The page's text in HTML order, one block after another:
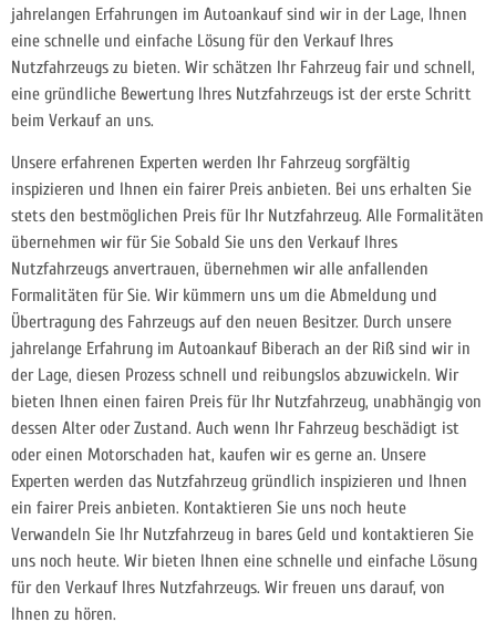
jahrelangen Erfahrungen im Autoankauf sind wir in der Lage, Ihnen
eine schnelle und einfache Lösung für den Verkauf Ihres
Nutzfahrzeugs zu bieten. Wir schätzen Ihr Fahrzeug fair und schnell,
eine gründliche Bewertung Ihres Nutzfahrzeugs ist der erste Schritt
beim Verkauf an uns.
Unsere erfahrenen Experten werden Ihr Fahrzeug sorgfältig
inspizieren und Ihnen ein fairer Preis anbieten. Bei uns erhalten Sie
stets den bestmöglichen Preis für Ihr Nutzfahrzeug. Alle Formalitäten
übernehmen wir für Sie Sobald Sie uns den Verkauf Ihres
Nutzfahrzeugs anvertrauen, übernehmen wir alle anfallenden
Formalitäten für Sie. Wir kümmern uns um die Abmeldung und
Übertragung des Fahrzeugs auf den neuen Besitzer. Durch unsere
jahrelange Erfahrung im Autoankauf Biberach an der Riß sind wir in
der Lage, diesen Prozess schnell und reibungslos abzuwickeln. Wir
bieten Ihnen einen fairen Preis für Ihr Nutzfahrzeug, unabhängig von
dessen Alter oder Zustand. Auch wenn Ihr Fahrzeug beschädigt ist
oder einen Motorschaden hat, kaufen wir es gerne an. Unsere
Experten werden das Nutzfahrzeug gründlich inspizieren und Ihnen
ein fairer Preis anbieten. Kontaktieren Sie uns noch heute
Verwandeln Sie Ihr Nutzfahrzeug in bares Geld und kontaktieren Sie
uns noch heute. Wir bieten Ihnen eine schnelle und einfache Lösung
für den Verkauf Ihres Nutzfahrzeugs. Wir freuen uns darauf, von
Ihnen zu hören.